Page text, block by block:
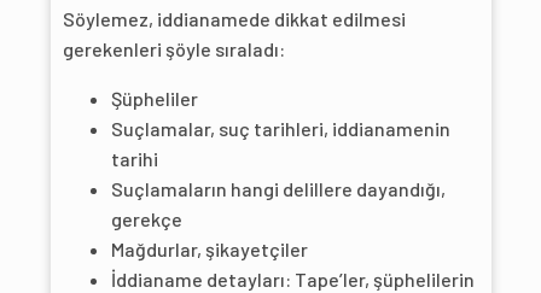
Söylemez, iddianamede dikkat edilmesi
gerekenleri şöyle sıraladı:
Şüpheliler
Suçlamalar, suç tarihleri, iddianamenin
tarihi
Suçlamaların hangi delillere dayandığı,
gerekçe
Mağdurlar, şikayetçiler
İddianame detayları: Tape’ler, şüphelilerin